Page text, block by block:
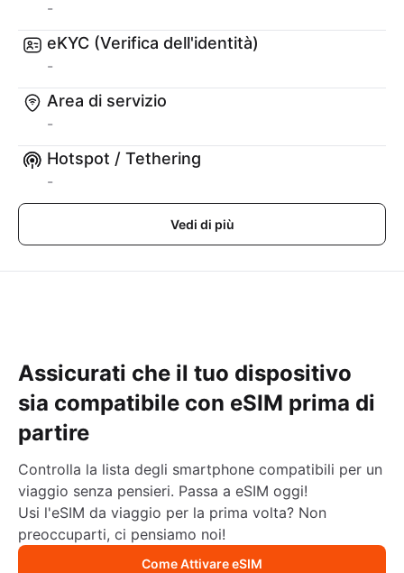
-
eKYC (Verifica dell'identità)
-
Area di servizio
-
Hotspot / Tethering
-
Vedi di più
Assicurati che il tuo dispositivo
sia compatibile con eSIM prima di
partire
Controlla la lista degli smartphone compatibili per un
viaggio senza pensieri. Passa a eSIM oggi!
Usi l'eSIM da viaggio per la prima volta? Non
preoccuparti, ci pensiamo noi!
Come Attivare eSIM